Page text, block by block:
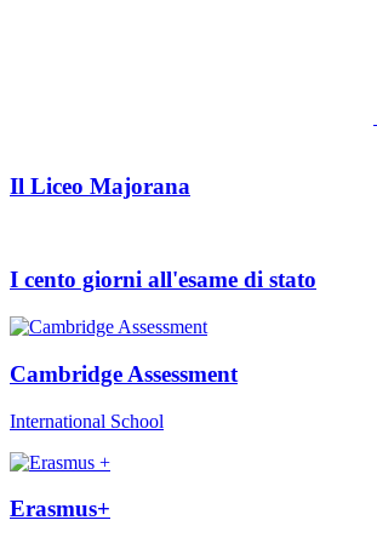
Il Liceo Majorana
I cento giorni all'esame di stato
Cambridge Assessment
International School
Erasmus+